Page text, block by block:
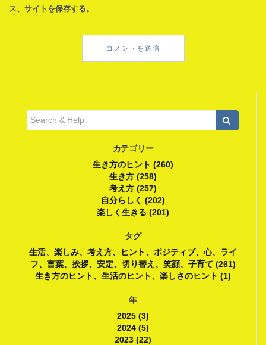
ス、サイトを保存する。
カテゴリー
生き方のヒント (260)
生き方 (258)
考え方 (257)
自分らしく (202)
楽しく生きる (201)
タグ
生活、楽しみ、考え方、ヒント、ポジティブ、心、ライ
フ、言葉、挨拶、安定、切り替え、笑顔、子育て (261)
生き方のヒント、生活のヒント、楽しさのヒント (1)
年
2025 (3)
2024 (5)
2023 (22)